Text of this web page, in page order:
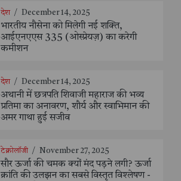
देश / December 14, 2025
भारतीय नौसेना को मिलेगी नई शक्ति,
आईएनएएस 335 (ओस्प्रेयज़) का करेगी
कमीशन
देश / December 14, 2025
अथानी में छत्रपति शिवाजी महाराज की भव्य
प्रतिमा का अनावरण, शौर्य और स्वाभिमान की
अमर गाथा हुई सजीव
टेक्नोलॉजी / November 27, 2025
सौर ऊर्जा की चमक क्यों मंद पड़ने लगी? ऊर्जा
क्रांति की उलझन का सबसे विस्तृत विश्लेषण -